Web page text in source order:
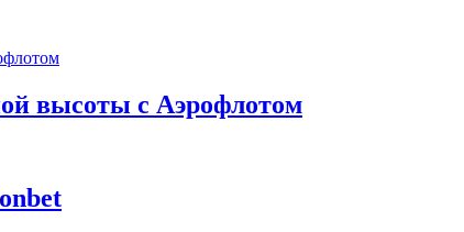
высоты с Аэрофлотом